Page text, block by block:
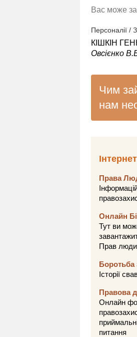
Вас може
Персоналії /
КІШКІН
Овсієнко
Чим
нам
Права
Онлайн
Тут ви
Прав
Боротьба
Історії
Правова
Онлайн
питання